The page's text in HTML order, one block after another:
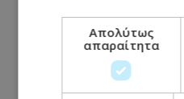
Απολύτως
απαραίτητα